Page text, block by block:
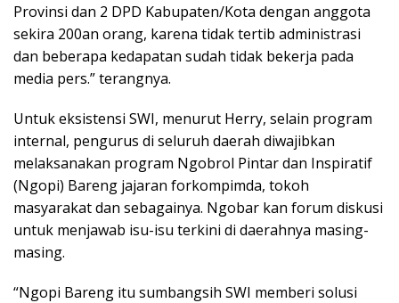
Provinsi dan 2 DPD Kabupaten/Kota dengan anggota
sekira 200an orang, karena tidak tertib administrasi
dan beberapa kedapatan sudah tidak bekerja pada
media pers.” terangnya.
Untuk eksistensi SWI, menurut Herry, selain program
internal, pengurus di seluruh daerah diwajibkan
melaksanakan program Ngobrol Pintar dan Inspiratif
(Ngopi) Bareng jajaran forkompimda, tokoh
masyarakat dan sebagainya. Ngobar kan forum diskusi
untuk menjawab isu-isu terkini di daerahnya masing-
masing.
“Ngopi Bareng itu sumbangsih SWI memberi solusi